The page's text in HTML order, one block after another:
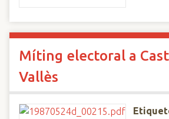
Míting electoral a
Vallès